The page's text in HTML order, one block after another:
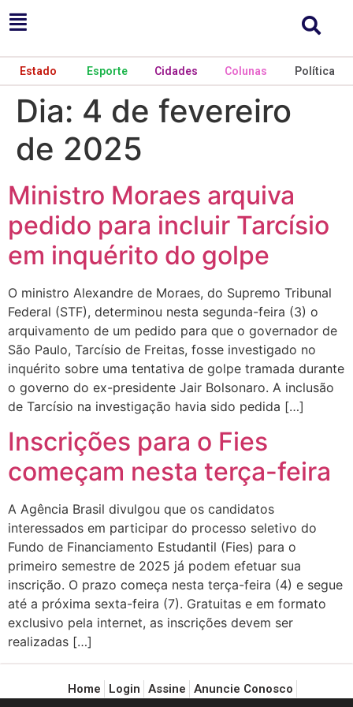
Estado Esporte Cidades Colunas Política
Dia: 4 de fevereiro
de 2025
Ministro Moraes arquiva
pedido para incluir Tarcísio
em inquérito do golpe
O ministro Alexandre de Moraes, do Supremo Tribunal
Federal (STF), determinou nesta segunda-feira (3) o
arquivamento de um pedido para que o governador de
São Paulo, Tarcísio de Freitas, fosse investigado no
inquérito sobre uma tentativa de golpe tramada durante
o governo do ex-presidente Jair Bolsonaro. A inclusão
de Tarcísio na investigação havia sido pedida […]
Inscrições para o Fies
começam nesta terça-feira
A Agência Brasil divulgou que os candidatos
interessados em participar do processo seletivo do
Fundo de Financiamento Estudantil (Fies) para o
primeiro semestre de 2025 já podem efetuar sua
inscrição. O prazo começa nesta terça-feira (4) e segue
até a próxima sexta-feira (7). Gratuitas e em formato
exclusivo pela internet, as inscrições devem ser
realizadas […]
Home Login Assine
Anuncie Conosco